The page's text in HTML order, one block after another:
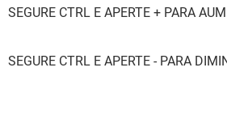
SEGURE CTRL E APERTE + PARA
SEGURE CTRL E APERTE - PARA